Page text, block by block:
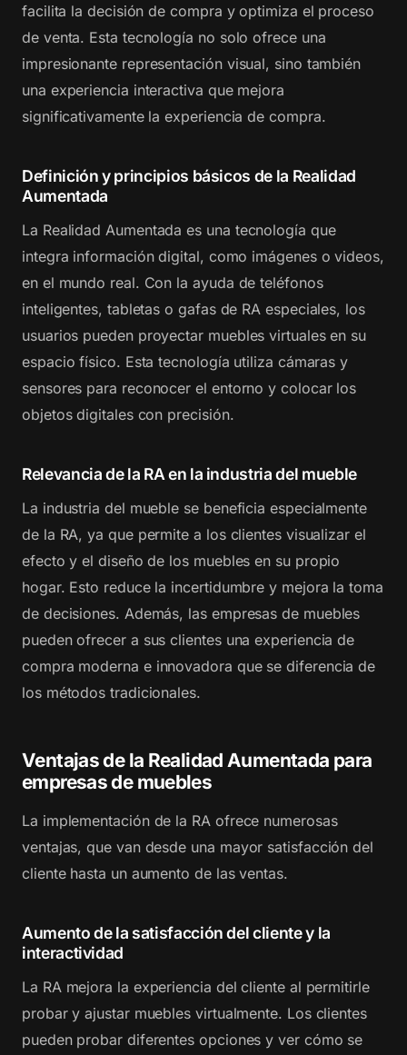
facilita la decisión de compra y optimiza el proceso
de venta. Esta tecnología no solo ofrece una
impresionante representación visual, sino también
una experiencia interactiva que mejora
significativamente la experiencia de compra.
Definición y principios básicos de la Realidad
Aumentada
La Realidad Aumentada es una tecnología que
integra información digital, como imágenes o videos,
en el mundo real. Con la ayuda de teléfonos
inteligentes, tabletas o gafas de RA especiales, los
usuarios pueden proyectar muebles virtuales en su
espacio físico. Esta tecnología utiliza cámaras y
sensores para reconocer el entorno y colocar los
objetos digitales con precisión.
Relevancia de la RA en la industria del mueble
La industria del mueble se beneficia especialmente
de la RA, ya que permite a los clientes visualizar el
efecto y el diseño de los muebles en su propio
hogar. Esto reduce la incertidumbre y mejora la toma
de decisiones. Además, las empresas de muebles
pueden ofrecer a sus clientes una experiencia de
compra moderna e innovadora que se diferencia de
los métodos tradicionales.
Ventajas de la Realidad Aumentada para
empresas de muebles
La implementación de la RA ofrece numerosas
ventajas, que van desde una mayor satisfacción del
cliente hasta un aumento de las ventas.
Aumento de la satisfacción del cliente y la
interactividad
La RA mejora la experiencia del cliente al permitirle
probar y ajustar muebles virtualmente. Los clientes
pueden probar diferentes opciones y ver cómo se